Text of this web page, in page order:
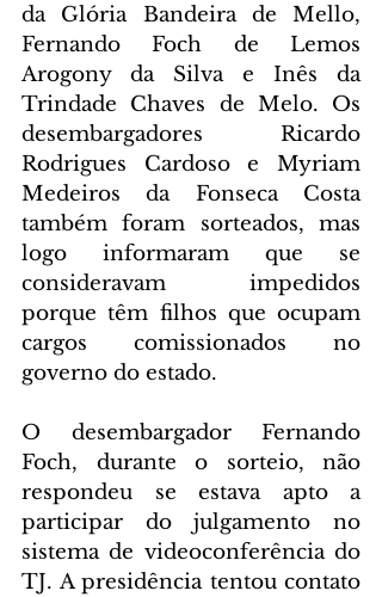
da Glória Bandeira de Mello,
Fernando Foch de Lemos
Arogony da Silva e Inês da
Trindade Chaves de Melo. Os
desembargadores Ricardo
Rodrigues Cardoso e Myriam
Medeiros da Fonseca Costa
também foram sorteados, mas
logo informaram que se
consideravam impedidos
porque têm filhos que ocupam
cargos comissionados no
governo do estado.
O desembargador Fernando
Foch, durante o sorteio, não
respondeu se estava apto a
participar do julgamento no
sistema de videoconferência do
TJ. A presidência tentou contato